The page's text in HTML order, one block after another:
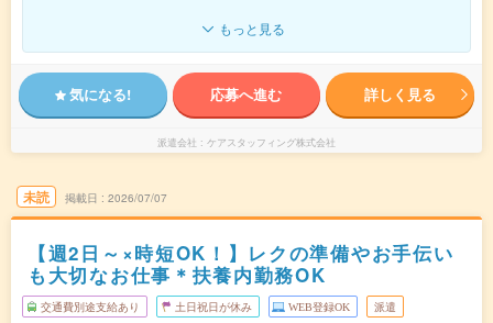
もっと見る
気になる! 応募へ進む 詳しく見る
派遣会社 ケアスタッフィング株式会社
未読 掲載日 2026/07/07
【週2日～×時短OK！】レクの準備やお手伝い
も大切なお仕事＊扶養内勤務OK
交通費別途支給あり 土日祝日が休み WEB登録OK 派遣